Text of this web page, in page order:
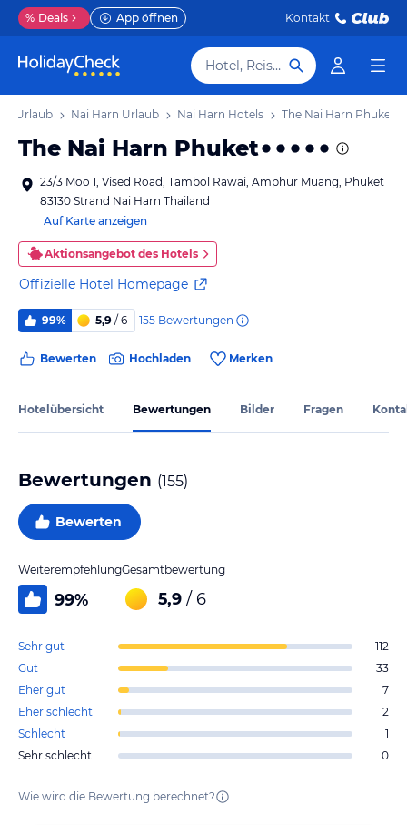
% Deals App öffnen Kontakt
Hotel, Reiseziel
Urlaub Nai Harn Urlaub Nai Harn Hotels The Nai Harn Phuket
The Nai Harn Phuket
23/3 Moo 1, Vised Road, Tambol Rawai, Amphur Muang, Phuket
83130 Strand Nai Harn Thailand
Auf Karte anzeigen
Aktionsangebot des Hotels
Offizielle Hotel Homepage
99% 5,9 / 6 155 Bewertungen
Bewerten Hochladen Merken
Hotelübersicht Bewertungen Bilder Fragen
Bewertungen (155)
Bewerten
Weiterempfehlung
99%
Gesamtbewertung
5,9 / 6
Sehr gut
112
Gut
33
Eher gut
7
Eher schlecht
2
Schlecht
1
Sehr schlecht
0
Wie wird die Bewertung berechnet?